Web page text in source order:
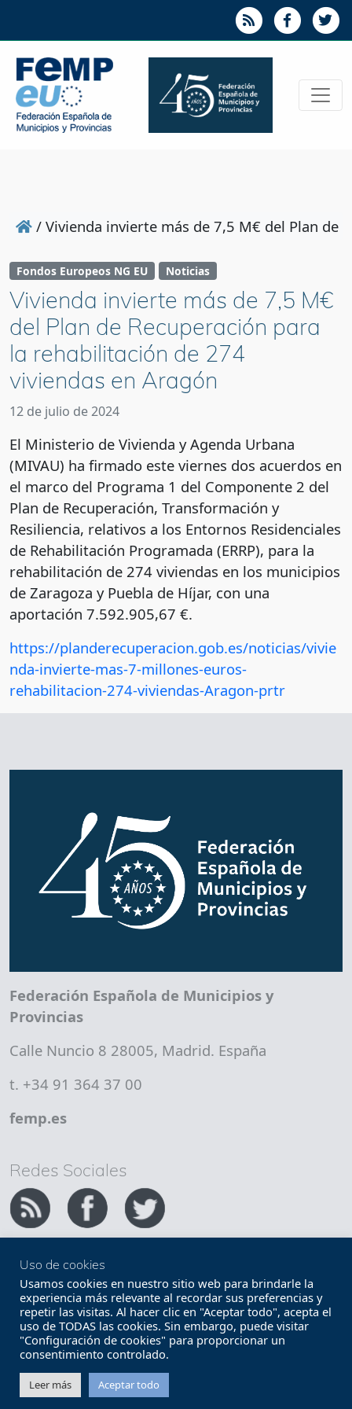
/ Vivienda invierte más de 7,5 M€ del Plan de
Fondos Europeos NG EU Noticias
Vivienda invierte más de 7,5 M€
del Plan de Recuperación para
la rehabilitación de 274
viviendas en Aragón
12 de julio de 2024
El Ministerio de Vivienda y Agenda Urbana
(MIVAU) ha firmado este viernes dos acuerdos en
el marco del Programa 1 del Componente 2 del
Plan de Recuperación, Transformación y
Resiliencia, relativos a los Entornos Residenciales
de Rehabilitación Programada (ERRP), para la
rehabilitación de 274 viviendas en los municipios
de Zaragoza y Puebla de Híjar, con una
aportación 7.592.905,67 €.
https://planderecuperacion.gob.es/noticias/vivie
nda-invierte-mas-7-millones-euros-
rehabilitacion-274-viviendas-Aragon-prtr
Federación Española de Municipios y
Provincias
Calle Nuncio 8 28005, Madrid. España
t. +34 91 364 37 00
femp.es
Redes Sociales
Copyright FEMP
Accesibilidad
Términos legales
Política de privacidad
Términos y condiciones de uso
Contacto
Uso de cookies
Usamos cookies en nuestro sitio web para brindarle la
experiencia más relevante al recordar sus preferencias y
repetir las visitas. Al hacer clic en "Aceptar todo", acepta el
uso de TODAS las cookies. Sin embargo, puede visitar
"Configuración de cookies" para proporcionar un
consentimiento controlado.
Leer más Aceptar todo